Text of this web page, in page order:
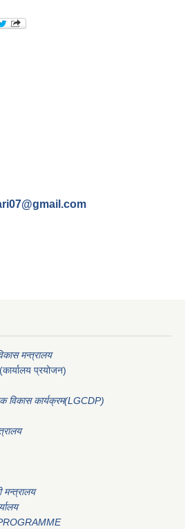
मन्त्रालय
प्रयोजन)
विकास कार्यक्रम(LGCDP)
मन्त्रालय